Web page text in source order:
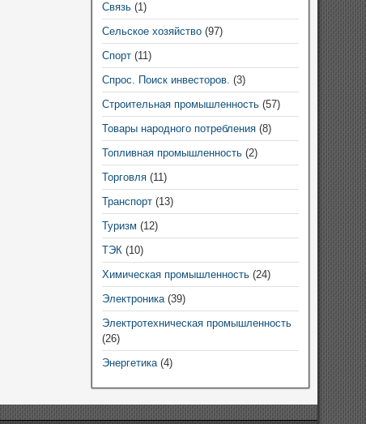
Связь(1)
Сельское хозяйство(97)
Спорт(11)
Спрос. Поиск инвесторов. (3)
Строительная промышленность(57)
Товары народного потребления(8)
Топливная промышленность(2)
Торговля(11)
Транспорт(13)
Туризм (12)
ТЭК(10)
Химическая промышленность(24)
Электроника(39)
Электротехническая промышленность
(26)
Энергетика(4)